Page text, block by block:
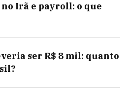
Irã e payroll: o que
ser R$ 8 mil: quanto